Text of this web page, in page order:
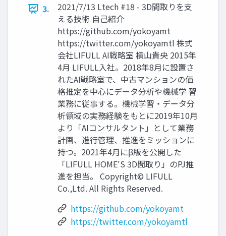
3.
2021/7/13 Ltech #18 - 3D間取りを支
える技術 自己紹介
https://github.com/yokoyamt
https://twitter.com/yokoyamtl 株式
会社LIFULL AI戦略室 横山貴央 2015年
4月 LIFULL入社。2018年8月に設置さ
れたAI戦略室で、中古マンションの価
格推定を中心にデータ分析や機械学 習
業務に従事する。機械学習・データ分
析領域の実務経験をもとに2019年10月
より「AIコンサルタント」として業務
計画、進行管理、推進をミッションに
持つ。2021年4月にβ版を公開した
「LIFULL HOME'S 3D間取り」のPJ推
進を担当。 Copyright© LIFULL
Co.,Ltd. All Rights Reserved.
https://github.com/yokoyamt
https://twitter.com/yokoyamtl